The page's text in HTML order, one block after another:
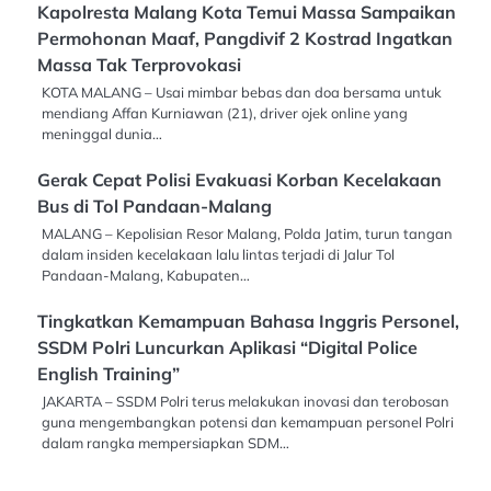
Kapolresta Malang Kota Temui Massa Sampaikan
Permohonan Maaf, Pangdivif 2 Kostrad Ingatkan
Massa Tak Terprovokasi
KOTA MALANG – Usai mimbar bebas dan doa bersama untuk
mendiang Affan Kurniawan (21), driver ojek online yang
meninggal dunia…
Gerak Cepat Polisi Evakuasi Korban Kecelakaan
Bus di Tol Pandaan-Malang
MALANG – Kepolisian Resor Malang, Polda Jatim, turun tangan
dalam insiden kecelakaan lalu lintas terjadi di Jalur Tol
Pandaan-Malang, Kabupaten…
Tingkatkan Kemampuan Bahasa Inggris Personel,
SSDM Polri Luncurkan Aplikasi “Digital Police
English Training”
JAKARTA – SSDM Polri terus melakukan inovasi dan terobosan
guna mengembangkan potensi dan kemampuan personel Polri
dalam rangka mempersiapkan SDM…